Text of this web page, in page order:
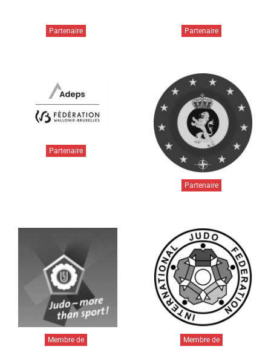
Partenaire Partenaire
Partenaire
Partenaire
Membre de Membre de